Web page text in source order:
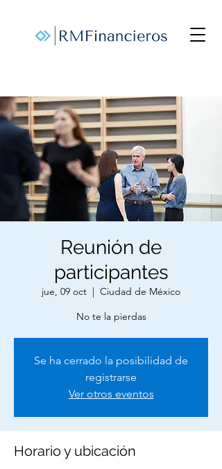
Reunión de
participantes
jue, 09 oct
  |
Ciudad de México
No te la pierdas
Se ha cerrado la posibilidad de
registrarse
Ver otros eventos
Horario y ubicación